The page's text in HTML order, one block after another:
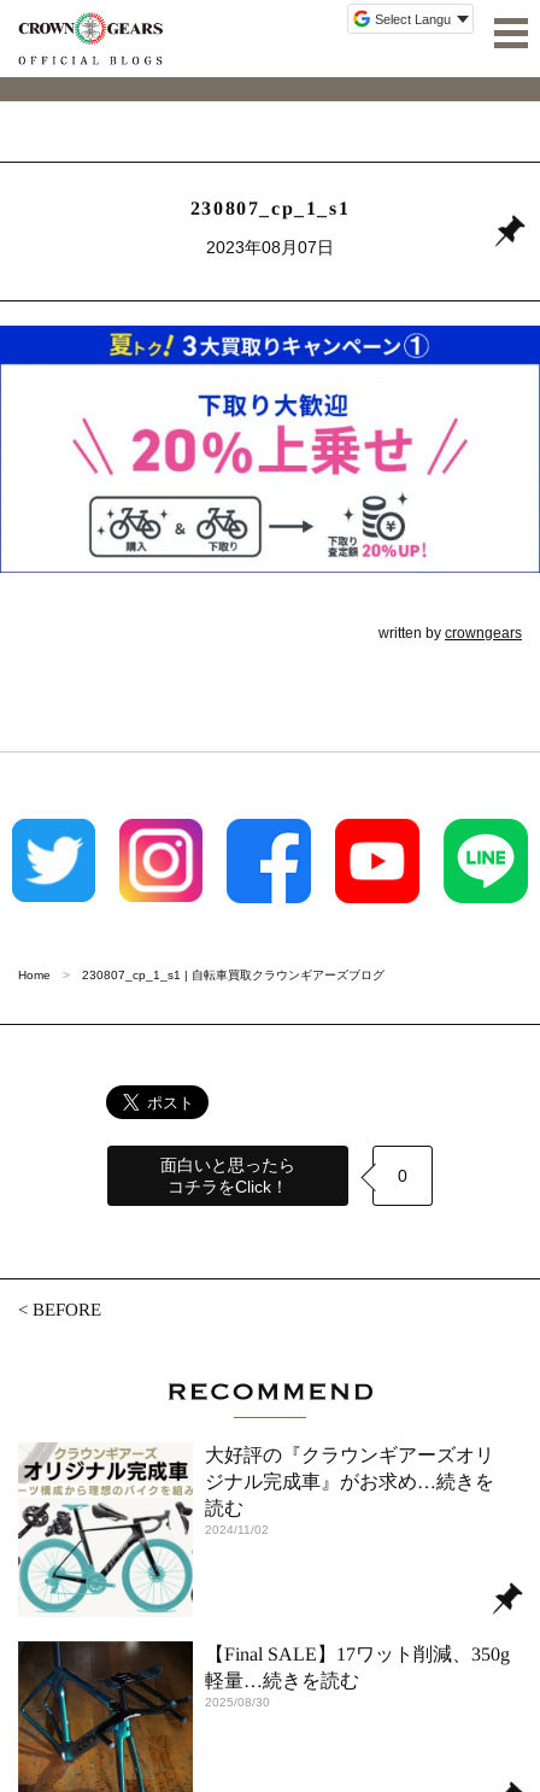
230807_cp_1_s1
2023年08月07日
written by crowngears
Home 230807_cp_1_s1 | 自転車買取クラウンギアーズブログ
面白いと思ったら
コチラをClick！
0
<BEFORE
大好評の『クラウンギアーズオリ
ジナル完成車』がお求め…続きを
読む
2024/11/02
【Final SALE】17ワット削減、350g
軽量…続きを読む
2025/08/30